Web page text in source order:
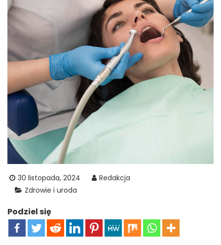
30 listopada, 2024
Redakcja
Zdrowie i uroda
Podziel się